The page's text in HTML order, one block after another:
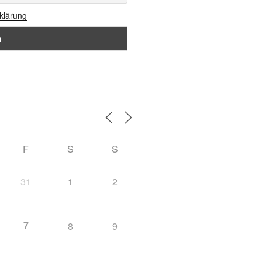
F S S
31 1 2
7 8 9